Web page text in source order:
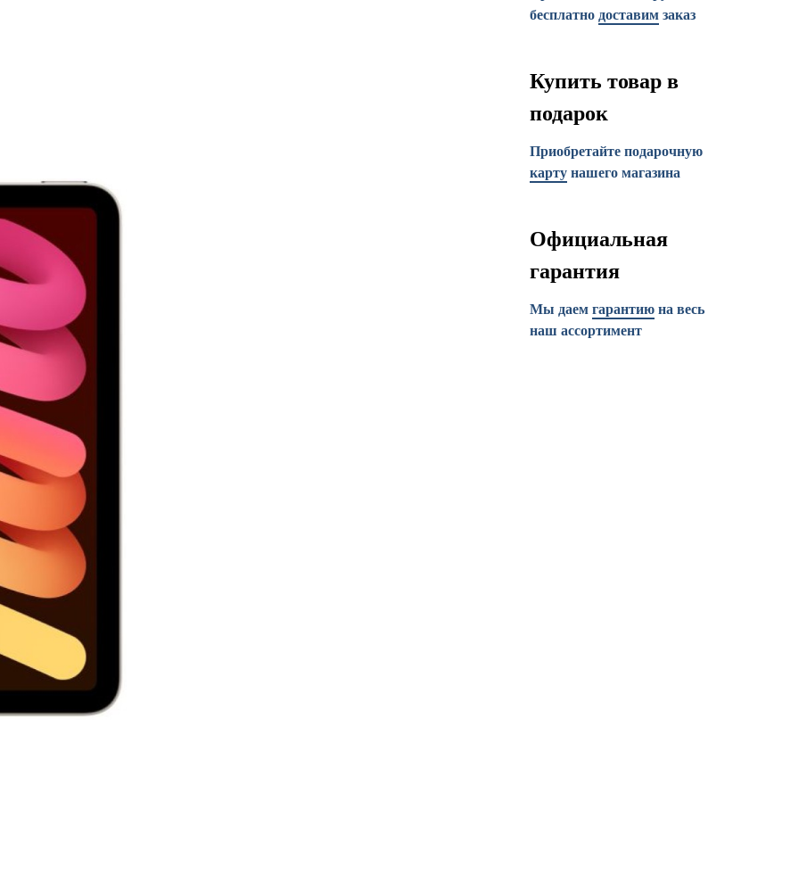
бесплатно доставим заказ
Купить товар в
подарок
Приобретайте подарочную
карту нашего магазина
Официальная
гарантия
Мы даем гарантию на весь
наш ассортимент